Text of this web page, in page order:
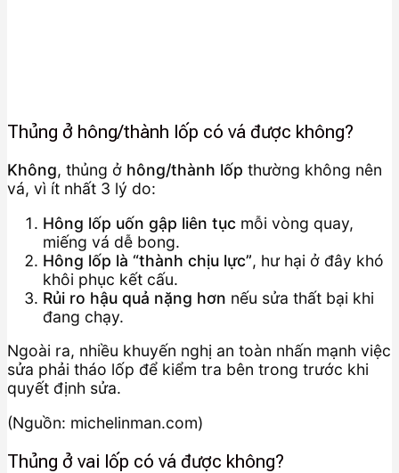
Thủng ở hông/thành lốp có vá được không?
Không, thủng ở hông/thành lốp thường không nên
vá, vì ít nhất 3 lý do:
Hông lốp uốn gập liên tục mỗi vòng quay,
miếng vá dễ bong.
Hông lốp là “thành chịu lực”, hư hại ở đây khó
khôi phục kết cấu.
Rủi ro hậu quả nặng hơn nếu sửa thất bại khi
đang chạy.
Ngoài ra, nhiều khuyến nghị an toàn nhấn mạnh việc
sửa phải tháo lốp để kiểm tra bên trong trước khi
quyết định sửa.
(Nguồn: michelinman.com)
Thủng ở vai lốp có vá được không?